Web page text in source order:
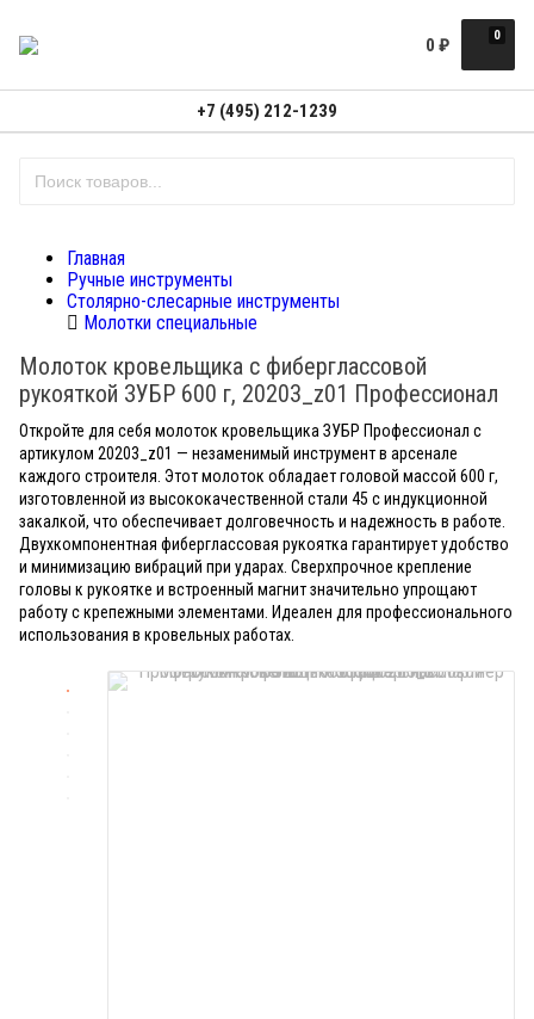
0
0 ₽
+7 (495) 212-1239
Главная
Ручные инструменты
Столярно-слесарные инструменты
Молотки специальные
Молоток кровельщика с фиберглассовой
рукояткой ЗУБР 600 г, 20203_z01 Профессионал
Откройте для себя молоток кровельщика ЗУБР Профессионал с
артикулом 20203_z01 — незаменимый инструмент в арсенале
каждого строителя. Этот молоток обладает головой массой 600 г,
изготовленной из высококачественной стали 45 с индукционной
закалкой, что обеспечивает долговечность и надежность в работе.
Двухкомпонентная фиберглассовая рукоятка гарантирует удобство
и минимизацию вибраций при ударах. Сверхпрочное крепление
головы к рукоятке и встроенный магнит значительно упрощают
работу с крепежными элементами. Идеален для профессионального
использования в кровельных работах.